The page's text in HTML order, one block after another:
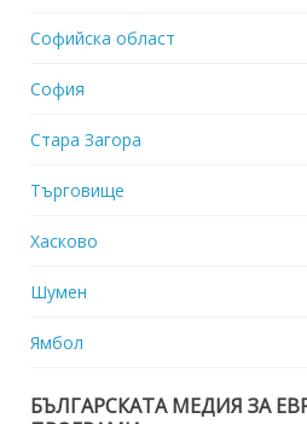
Софийска област
София
Стара Загора
Търговище
Хасково
Шумен
Ямбол
БЪЛГАРСКАТА МЕДИЯ ЗА